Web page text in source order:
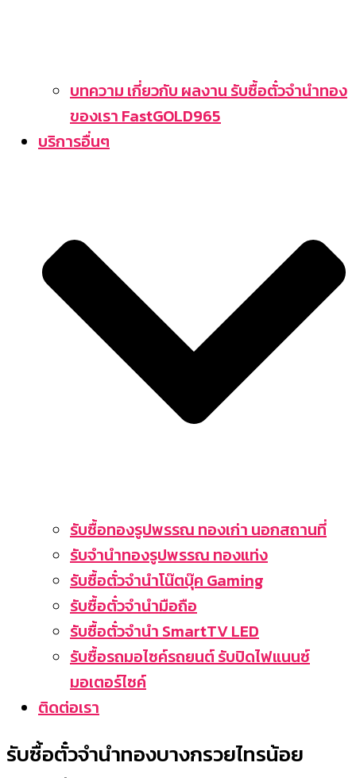
บทความ เกี่ยวกับ ผลงาน รับซื้อตั๋วจำนำทอง
ของเรา FastGOLD965
บริการอื่นๆ
รับซื้อทองรูปพรรณ ทองเก่า นอกสถานที่
รับจำนำทองรูปพรรณ ทองแท่ง
รับซื้อตั๋วจำนำโน๊ตบุ๊ค Gaming
รับซื้อตั๋วจำนำมือถือ
รับซื้อตั๋วจำนำ SmartTV LED
รับซื้อรถมอไซค์รถยนต์ รับปิดไฟแนนซ์
มอเตอร์ไซค์
ติดต่อเรา
รับซื้อตั๋วจำนำทองบางกรวยไทรน้อย